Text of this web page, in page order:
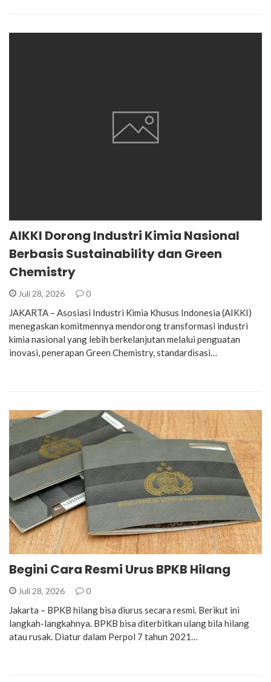
AIKKI Dorong Industri Kimia Nasional
Berbasis Sustainability dan Green
Chemistry
Juli 28, 2026 0
JAKARTA – Asosiasi Industri Kimia Khusus Indonesia (AIKKI)
menegaskan komitmennya mendorong transformasi industri
kimia nasional yang lebih berkelanjutan melalui penguatan
inovasi, penerapan Green Chemistry, standardisasi…
Begini Cara Resmi Urus BPKB Hilang
Juli 28, 2026 0
Jakarta – BPKB hilang bisa diurus secara resmi. Berikut ini
langkah-langkahnya. BPKB bisa diterbitkan ulang bila hilang
atau rusak. Diatur dalam Perpol 7 tahun 2021…